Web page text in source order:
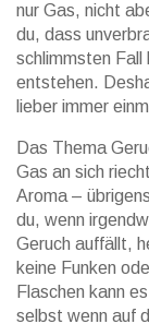
nur Gas, nicht
du, dass
schlimmsten Fall
entstehen.
lieber immer
Das Thema
Gas an sich
Aroma –
du, wenn
Geruch auffällt,
keine Funken
Flaschen kann
selbst wenn auf